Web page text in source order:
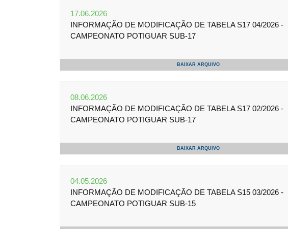
17.06.2026
INFORMAÇÃO DE MODIFICAÇÃO DE TABELA S17 04/2026 -
CAMPEONATO POTIGUAR SUB-17
BAIXAR ARQUIVO
08.06.2026
INFORMAÇÃO DE MODIFICAÇÃO DE TABELA S17 02/2026 -
CAMPEONATO POTIGUAR SUB-17
BAIXAR ARQUIVO
04.05.2026
INFORMAÇÃO DE MODIFICAÇÃO DE TABELA S15 03/2026 -
CAMPEONATO POTIGUAR SUB-15